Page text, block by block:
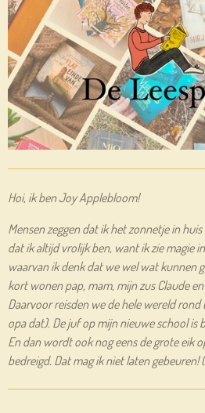
Hoi, ik ben Joy Applebloom!
Mensen zeggen dat ik het zonnetje in
dat ik altijd vrolijk ben, want ik zie magie
waarvan ik denk dat we wel wat kunnen
kort wonen pap, mam, mijn zus Claude
Daarvoor reisden we de hele wereld rond
opa dat). De juf op mijn nieuwe school is
En dan wordt ook nog eens de grote eik
bedreigd. Dat mag ik niet laten gebeuren!